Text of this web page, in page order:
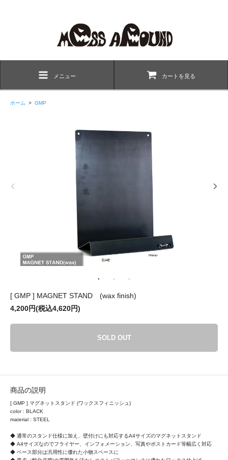
メニュー カートを見る
ホーム > GMP
[ GMP ] MAGNET STAND (wax finish)
4,200円(税込4,620円)
SOLD OUT
商品の説明
[ GMP ] マグネットスタンド (ワックスフィニッシュ)
color : BLACK
material : STEEL
◆ 通常のスタンド仕様に加え、壁付けにも対応するA4サイズのマグネットスタンド
◆ A4サイズなのでフライヤー、インフォメーション、写真やポストカード等幅広く対応
◆ ベース部分は汎用性に優れた小物スペースに